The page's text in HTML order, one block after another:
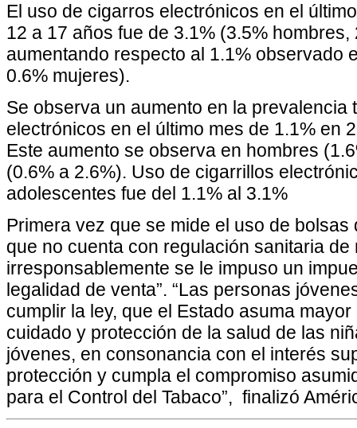
El uso de cigarros electrónicos en el
12 a 17 años fue de 3.1% (3.5% hombres,
aumentando respecto al 1.1% observado
0.6% mujeres).
Se observa un aumento en la prevalencia
electrónicos en el último mes de 1.1% en
Este aumento se observa en hombres
(0.6% a 2.6%). Uso de cigarrillos
adolescentes fue del 1.1% al 3.1%
Primera vez que se mide el uso de
que no cuenta con regulación sanitaria de
irresponsablemente se le impuso un
legalidad de venta”. “Las personas
cumplir la ley, que el Estado asuma
cuidado y protección de la salud de las
jóvenes, en consonancia con el interés
protección y cumpla el compromiso
para el Control del Tabaco”, finalizó